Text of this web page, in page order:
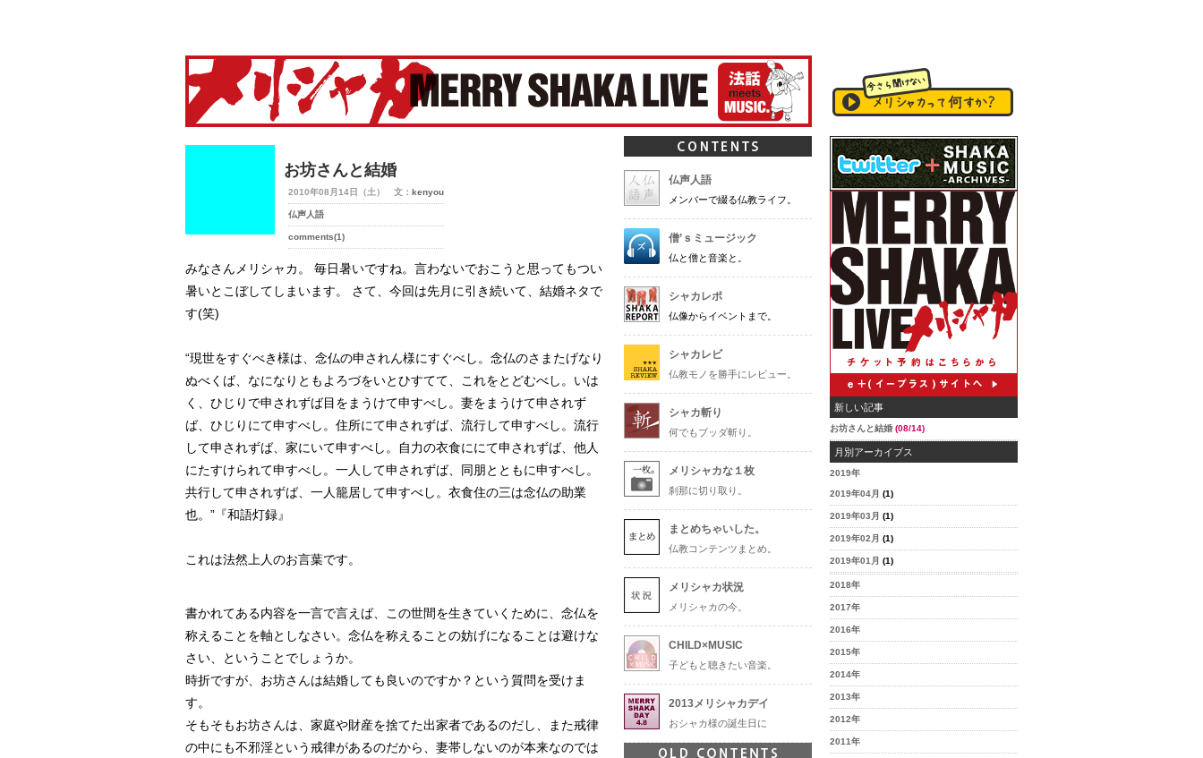
お坊さんと結婚
2010年08月14日（土） 文： kenyou
仏声人語
comments(1)
みなさんメリシャカ。 毎日暑いですね。言わないでおこうと思ってもつい
暑いとこぼしてしまいます。 さて、今回は先月に引き続いて、結婚ネタで
す(笑)
“現世をすぐべき様は、念仏の申されん様にすぐべし。念仏のさまたげなり
ぬべくば、なになりともよろづをいとひすてて、これをとどむべし。いは
く、ひじりで申されずば目をまうけて申すべし。妻をまうけて申されず
ば、ひじりにて申すべし。住所にて申されずば、流行して申すべし。流行
して申されずば、家にいて申すべし。自力の衣食ににて申されずば、他人
にたすけられて申すべし。一人して申されずば、同朋とともに申すべし。
共行して申されずば、一人籠居して申すべし。衣食住の三は念仏の助業
也。”『和語灯録』
これは法然上人のお言葉です。
書かれてある内容を一言で言えば、この世間を生きていくために、念仏を
称えることを軸としなさい。念仏を称えることの妨げになることは避けな
さい、ということでしょうか。
時折ですが、お坊さんは結婚しても良いのですか？という質問を受けま
す。
そもそもお坊さんは、家庭や財産を捨てた出家者であるのだし、また戒律
の中にも不邪淫という戒律があるのだから、妻帯しないのが本来なのでは
仏声人語
メンバーで綴る仏教ライフ。
僧’ｓミュージック
仏と僧と音楽と。
シャカレポ
仏像からイベントまで。
シャカレビ
仏教モノを勝手にレビュー。
シャカ斬り
何でもブッダ斬り。
メリシャカな１枚
刹那に切り取り。
まとめちゃいした。
仏教コンテンツまとめ。
メリシャカ状況
メリシャカの今。
CHILD×MUSIC
子どもと聴きたい音楽。
2013メリシャカデイ
おシャカ様の誕生日に
新しい記事
お坊さんと結婚 (08/14)
月別アーカイブス
2019年
2019年04月 (1)
2019年03月 (1)
2019年02月 (1)
2019年01月 (1)
2018年
2017年
2016年
2015年
2014年
2013年
2012年
2011年